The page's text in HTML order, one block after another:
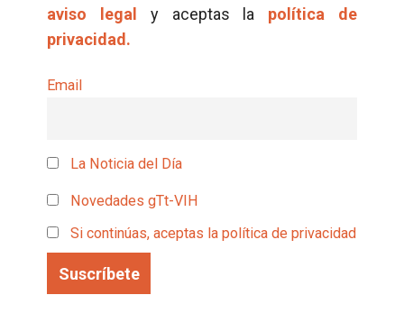
aviso legal
y aceptas la política de
privacidad.
Email
La Noticia del Día
Novedades gTt-VIH
Si continúas, aceptas la política de privacidad